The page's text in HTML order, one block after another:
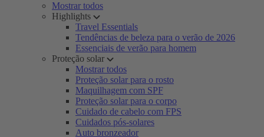
Mostrar todos
Highlights
Travel Essentials
Tendências de beleza para o verão de 2026
Essenciais de verão para homem
Proteção solar
Mostrar todos
Proteção solar para o rosto
Maquilhagem com SPF
Proteção solar para o corpo
Cuidado de cabelo com FPS
Cuidados pós-solares
Auto bronzeador